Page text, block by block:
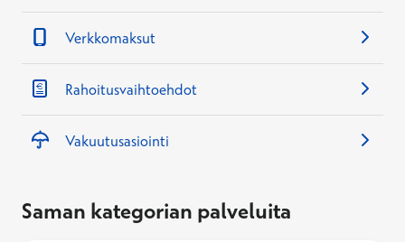
Verkkomaksut
Rahoitusvaihtoehdot
Vakuutusasiointi
Saman kategorian palveluita